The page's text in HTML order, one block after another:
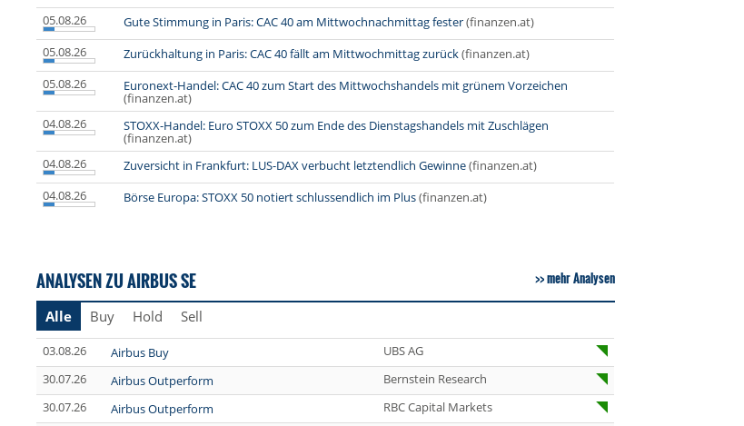
05.08.26
Gute Stimmung in Paris: CAC 40 am Mittwochnachmittag fester(finanzen.at)
05.08.26
Zurückhaltung in Paris: CAC 40 fällt am Mittwochmittag zurück(finanzen.at)
05.08.26
Euronext-Handel: CAC 40 zum Start des Mittwochshandels mit grünem Vorzeichen
(finanzen.at)
04.08.26
STOXX-Handel: Euro STOXX 50 zum Ende des Dienstagshandels mit Zuschlägen
(finanzen.at)
04.08.26
Zuversicht in Frankfurt: LUS-DAX verbucht letztendlich Gewinne(finanzen.at)
04.08.26
Börse Europa: STOXX 50 notiert schlussendlich im Plus(finanzen.at)
ANALYSEN ZU AIRBUS SE mehr Analysen
Alle Buy Hold Sell
03.08.26 Airbus Buy
UBS AG
30.07.26
Airbus Outperform
Bernstein Research
30.07.26
Airbus Outperform
RBC Capital Markets